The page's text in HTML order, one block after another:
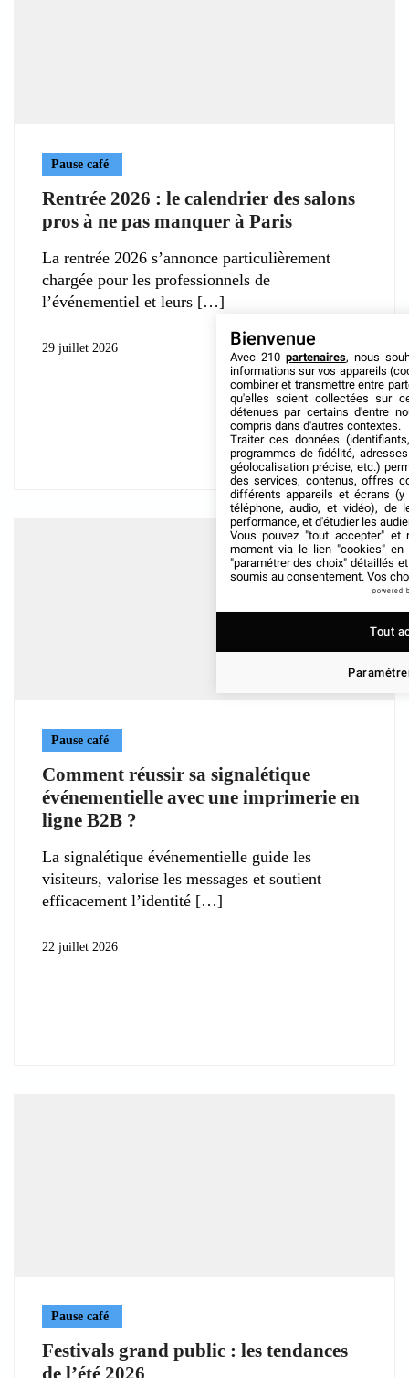
Pause café
Rentrée 2026 : le calendrier des salons
pros à ne pas manquer à Paris
La rentrée 2026 s’annonce particulièrement
chargée pour les professionnels de
l’événementiel et leurs
29 juillet 2026
Pause café
Comment réussir sa signalétique
événementielle avec une imprimerie en
ligne B2B ?
La signalétique événementielle guide les
visiteurs, valorise les messages et soutient
efficacement l’identité
22 juillet 2026
Pause café
Festivals grand public : les tendances
Bienvenue
Avec 210 partenaires, nous
informations sur vos appareils
combiner et transmettre entre
qu'elles soient collectées sur
détenues par certains d'entre
compris dans d'autres contextes.
Traiter ces données
programmes de fidélité,
géolocalisation précise, etc.)
des services, contenus, offres
différents appareils et écrans (y
téléphone, audio, et vidéo), de
performance, et d'étudier les
Vous pouvez "tout accepter" et
moment via le lien "cookies" en
"paramétrer des choix" détaillés
soumis au consentement. Vos
powered
Tout